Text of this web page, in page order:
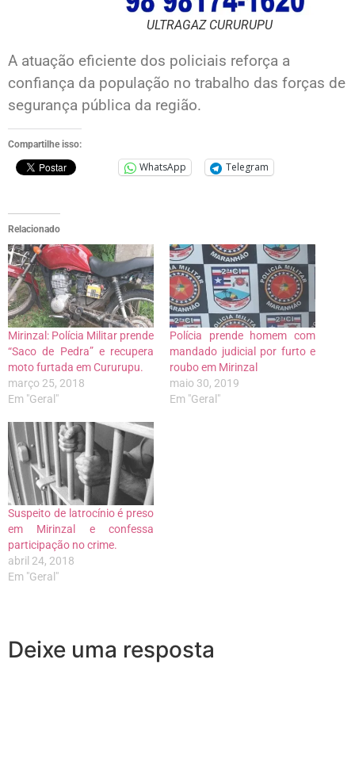
ULTRAGAZ CURURUPU
A atuação eficiente dos policiais reforça a
confiança da população no trabalho das forças de
segurança pública da região.
Compartilhe isso:
WhatsApp Telegram
Relacionado
Mirinzal: Polícia Militar prende
“Saco de Pedra” e recupera
moto furtada em Cururupu.
março 25, 2018
Em "Geral"
Polícia prende homem com
mandado judicial por furto e
roubo em Mirinzal
maio 30, 2019
Em "Geral"
Suspeito de latrocínio é preso
em Mirinzal e confessa
participação no crime.
abril 24, 2018
Em "Geral"
Deixe uma resposta